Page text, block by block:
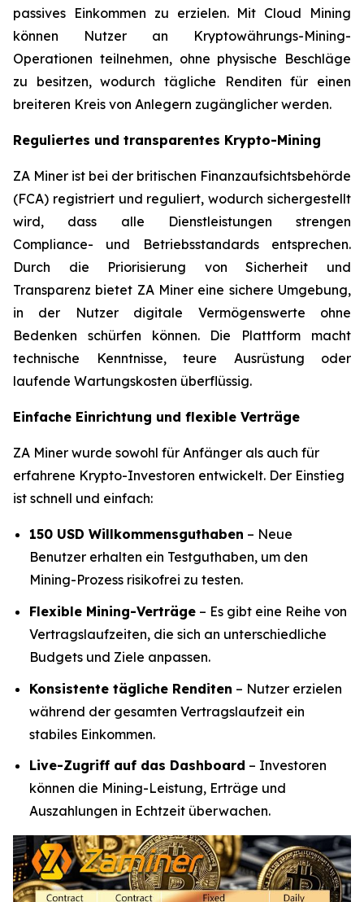
passives Einkommen zu erzielen. Mit Cloud Mining
können Nutzer an Kryptowährungs-Mining-
Operationen teilnehmen, ohne physische Beschläge
zu besitzen, wodurch tägliche Renditen für einen
breiteren Kreis von Anlegern zugänglicher werden.
Reguliertes und transparentes Krypto-Mining
ZA Miner ist bei der britischen Finanzaufsichtsbehörde
(FCA) registriert und reguliert, wodurch sichergestellt
wird, dass alle Dienstleistungen strengen
Compliance- und Betriebsstandards entsprechen.
Durch die Priorisierung von Sicherheit und
Transparenz bietet ZA Miner eine sichere Umgebung,
in der Nutzer digitale Vermögenswerte ohne
Bedenken schürfen können. Die Plattform macht
technische Kenntnisse, teure Ausrüstung oder
laufende Wartungskosten überflüssig.
Einfache Einrichtung und flexible Verträge
ZA Miner wurde sowohl für Anfänger als auch für
erfahrene Krypto-Investoren entwickelt. Der Einstieg
ist schnell und einfach:
150 USD Willkommensguthaben – Neue
Benutzer erhalten ein Testguthaben, um den
Mining-Prozess risikofrei zu testen.
Flexible Mining-Verträge – Es gibt eine Reihe von
Vertragslaufzeiten, die sich an unterschiedliche
Budgets und Ziele anpassen.
Konsistente tägliche Renditen – Nutzer erzielen
während der gesamten Vertragslaufzeit ein
stabiles Einkommen.
Live-Zugriff auf das Dashboard – Investoren
können die Mining-Leistung, Erträge und
Auszahlungen in Echtzeit überwachen.